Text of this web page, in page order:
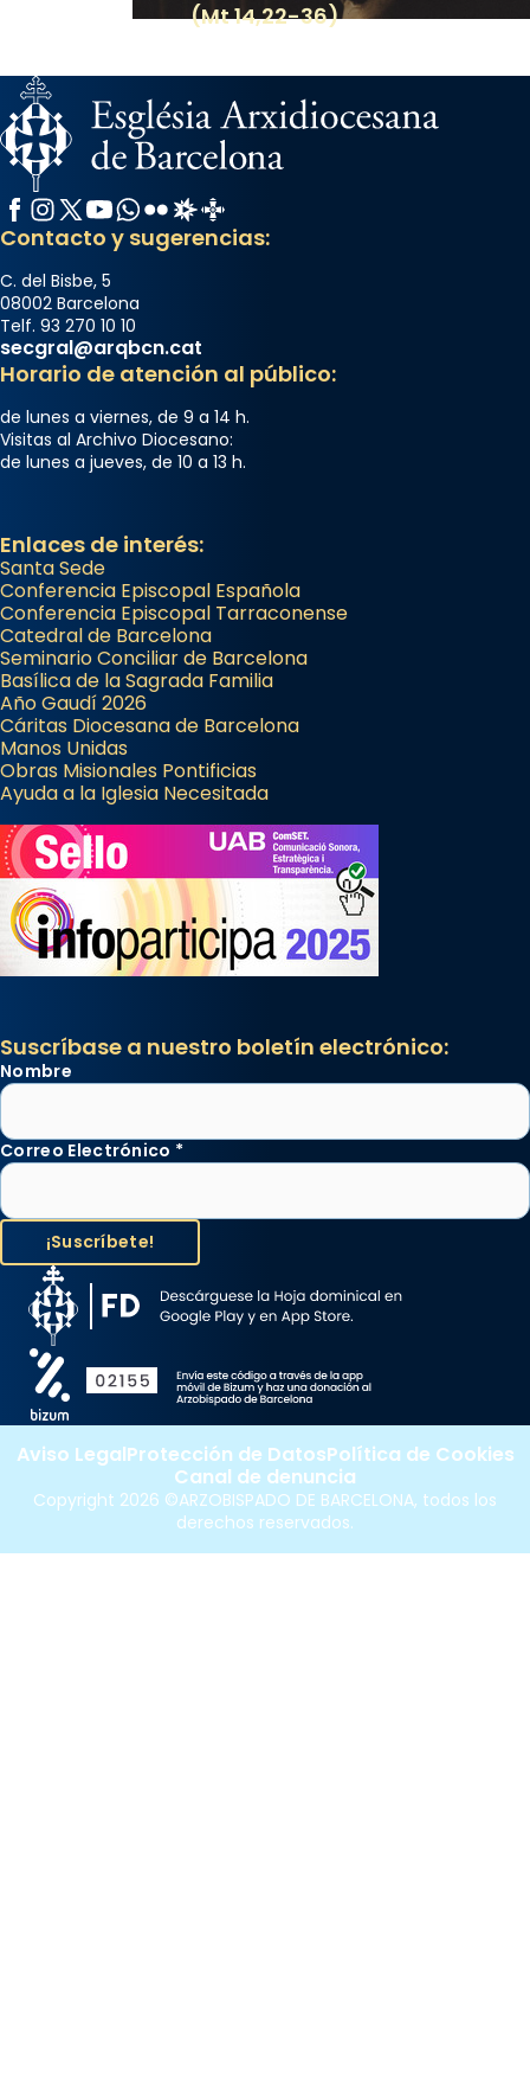
(Mt 14,22-36)
Facebook
Instagram
X / Twitter
YouTube
WhatsApp
FlickrRadio Estel
Catalunya Cristiana
Contacto y sugerencias:
C. del Bisbe, 5
08002 Barcelona
Telf. 93 270 10 10
secgral@arqbcn.cat
Horario de atención al público:
de lunes a viernes, de 9 a 14 h.
Visitas al Archivo Diocesano:
de lunes a jueves, de 10 a 13 h.
Enlaces de interés:
Santa Sede
Conferencia Episcopal Española
Conferencia Episcopal Tarraconense
Catedral de Barcelona
Seminario Conciliar de Barcelona
Basílica de la Sagrada Familia
Año Gaudí 2026
Cáritas Diocesana de Barcelona
Manos Unidas
Obras Misionales Pontificias
Ayuda a la Iglesia Necesitada
Suscríbase a nuestro boletín electrónico:
Nombre
Correo Electrónico *
Copyright 2026 ©ARZOBISPADO DE BARCELONA, todos los
derechos reservados.
Aviso LegalProtección de DatosPolítica de Cookies
Canal de denuncia